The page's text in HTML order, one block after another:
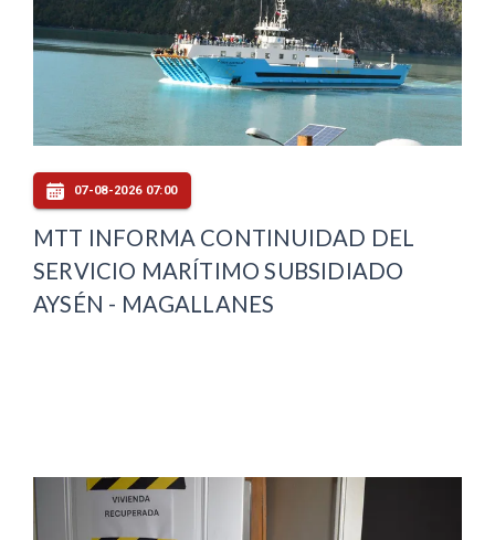
07-08-2026 07:00
MTT INFORMA CONTINUIDAD DEL
SERVICIO MARÍTIMO SUBSIDIADO
AYSÉN - MAGALLANES